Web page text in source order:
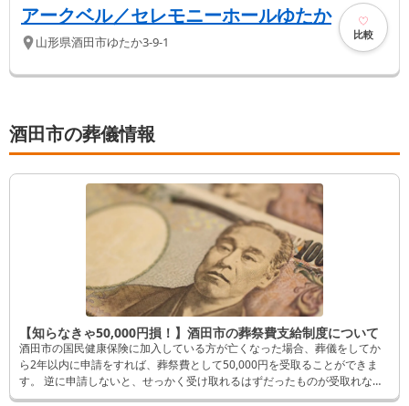
アークベル／セレモニーホールゆたか
山形県酒田市ゆたか3-9-1 比較
酒田市の葬儀情報
【知らなきゃ50,000円損！】酒田市の葬祭費支給制度について
酒田市の国民健康保険に加入している方が亡くなった場合、葬儀をしてか
ら2年以内に申請をすれば、葬祭費として50,000円を受取ることができま
す。 逆に申請しないと、せっかく受け取れるはずだったものが受取れなく
なってしまいます。 そんなことにならないよう、この記事では申請方法な